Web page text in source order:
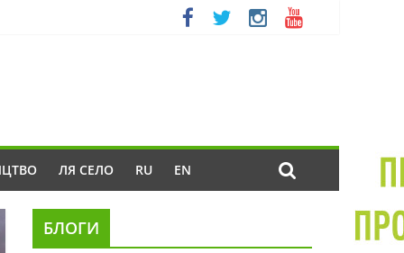
ЛЯ СЕЛО RU EN
БЛОГИ